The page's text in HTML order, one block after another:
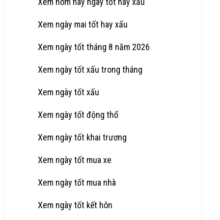
Xem ngày mai tốt hay xấu
Xem ngày tốt tháng 8 năm 2026
Xem ngày tốt xấu trong tháng
Xem ngày tốt xấu
Xem ngày tốt động thổ
Xem ngày tốt khai trương
Xem ngày tốt mua xe
Xem ngày tốt mua nhà
Xem ngày tốt kết hôn